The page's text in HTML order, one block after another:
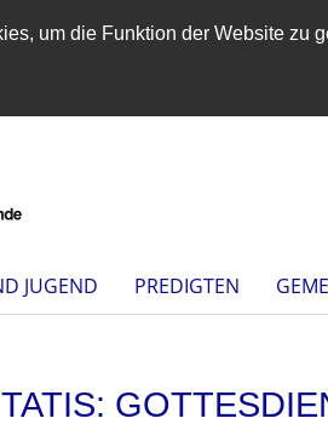
um die Funktion der Website zu
JUGEND PREDIGTEN